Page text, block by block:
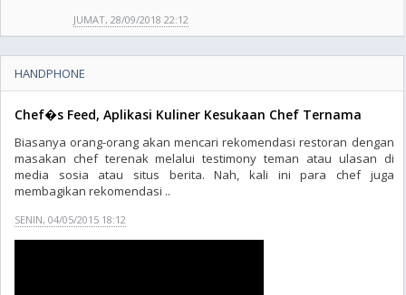
JUMAT, 28/09/2018 22:12
HANDPHONE
Chef�s Feed, Aplikasi Kuliner Kesukaan Chef Ternama
Biasanya orang-orang akan mencari rekomendasi restoran dengan
masakan chef terenak melalui testimony teman atau ulasan di
media sosia atau situs berita. Nah, kali ini para chef juga
membagikan rekomendasi ..
SENIN, 04/05/2015 18:12